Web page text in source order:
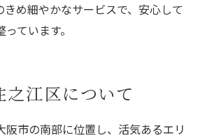
きめ細やかなサービスで、安心して
ています。
之江区について
阪市の南部に位置し、活気あるエリ